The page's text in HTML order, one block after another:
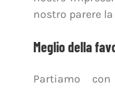
nostro parere
Meglio della
Partiamo